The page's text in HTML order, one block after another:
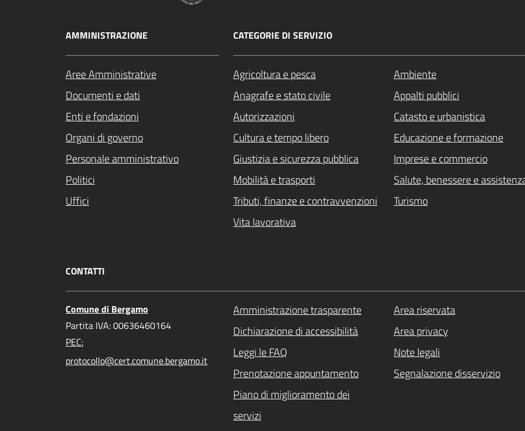
AMMINISTRAZIONE
Aree Amministrative
Documenti e dati
Enti e fondazioni
Organi di governo
Personale amministrativo
Politici
Uffici
CATEGORIE DI SERVIZIO
Agricoltura e pesca
Ambiente
Anagrafe e stato civile
Appalti pubblici
Autorizzazioni
Catasto e urbanistica
Cultura e tempo libero
Educazione e formazione
Giustizia e sicurezza pubblica
Imprese e commercio
Mobilità e trasporti
Salute, benessere e
Tributi, finanze e contravvenzioni
Turismo
Vita lavorativa
CONTATTI
Comune di Bergamo
Partita IVA: 00636460164
PEC:
protocollo@cert.comune.bergamo.it
Amministrazione trasparente
Area riservata
Dichiarazione di accessibilità
Area privacy
Leggi le FAQ
Note legali
Prenotazione appuntamento
Segnalazione disservizio
Piano di miglioramento dei
servizi